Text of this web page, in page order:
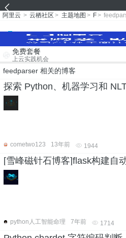
阿里云 > 云栖社区 > 主题地图 > F>
免费套餐
上云实践机会
feedparser 相关的博客
探索 Python、机器学习和
cometwo123
13年前 1944
[雪峰磁针石博客]flask构建自
python人工智能命理
7年前 1714